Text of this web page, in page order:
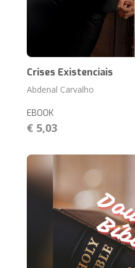
Crises Existenciais
Abdenal Carvalho
EBOOK
€ 5,03